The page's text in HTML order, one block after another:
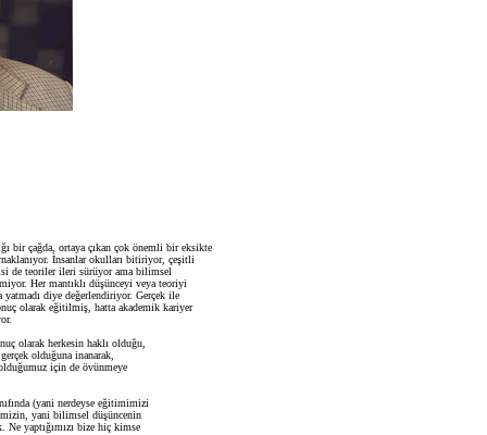
bir çağda, ortaya çıkan çok önemli bir eksikte
İnsanlar okulları bitiriyor, çeşitli
de teoriler ileri sürüyor ama bilimsel
Her mantıklı düşünceyi veya teoriyi
yatmadı diye değerlendiriyor. Gerçek ile
olarak eğitilmiş, hatta akademik kariyer
olarak herkesin haklı olduğu,
olduğuna inanarak,
için de övünmeye
(yani nerdeyse eğitimimizi
yani bilimsel düşüncenin
Ne yaptığımızı bize hiç kimse